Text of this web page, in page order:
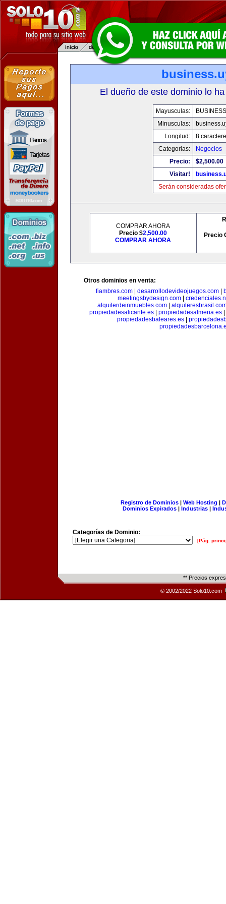
El dueño de este dominio lo
Mayusculas:
Minusculas:
Longitud:
8
Categorias:
Negocios
Precio:
$2,500.00
Visitar!
Serán consideradas
COMPRAR AHORA
Precio $2,500.00
COMPRAR AHORA
Precio
Otros dominios en venta:
fiambres.com| desarrollodevideojuegos.com|
meetingsbydesign.com|
alquilerdeinmuebles.com|
propiedadesalicante.es| propiedadesalmeria.es|
propiedadesbaleares.es
Registro de Dominios| Web Hosting |
Dominios Expirados | Industrias |
Categorías de Dominio:
[Pág.
** Precios
© 2002/2022 Solo10.com